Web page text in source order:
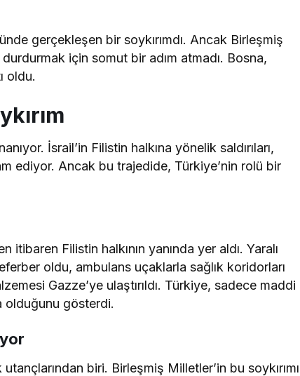
gerçekleşen bir soykırımdı. Ancak Birleşmiş
için somut bir adım atmadı. Bosna,
oldu.
İsrail’in Filistin halkına yönelik saldırıları,
ediyor. Ancak bu trajedide, Türkiye’nin rolü bir
itibaren Filistin halkının yanında yer aldı. Yaralı
oldu, ambulans uçaklarla sağlık koridorları
Gazze’ye ulaştırıldı. Türkiye, sadece maddi
olduğunu gösterdi.
biri. Birleşmiş Milletler’in bu soykırımı